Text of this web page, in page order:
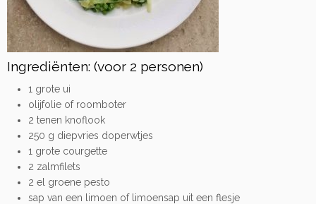
Ingrediënten: (voor 2 personen)
1 grote ui
olijfolie of roomboter
2 tenen knoflook
250 g diepvries doperwtjes
1 grote courgette
2 zalmfilets
2 el groene pesto
sap van een limoen of limoensap uit een flesje